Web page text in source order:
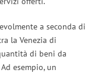
a seconda di
la Venezia di
di beni da
esempio, un